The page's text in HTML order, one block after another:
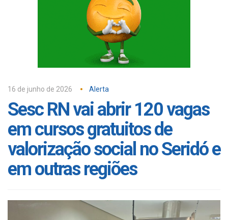
16 de junho de 2026 Alerta
Sesc RN vai abrir 120 vagas
em cursos gratuitos de
valorização social no Seridó e
em outras regiões